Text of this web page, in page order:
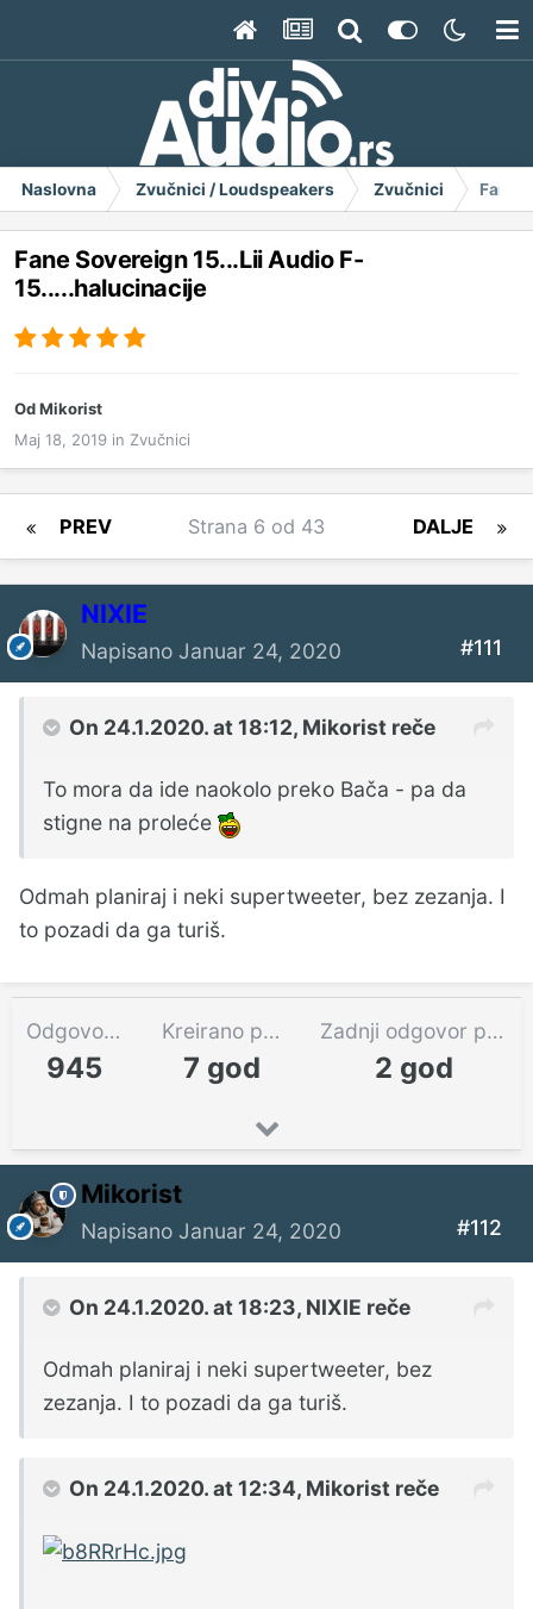
Naslovna Zvučnici / Loudspeakers Zvučnici Fane
Fane Sovereign 15...Lii Audio F-
15.....halucinacije
OdMikorist
Maj 18, 2019 in Zvučnici
PREV DALJE
Strana 6 od 43
NIXIE
Napisano Januar 24, 2020 #111
On 24.1.2020. at 18:12, Mikorist reče
To mora da ide naokolo preko Bača - pa da
stigne na proleće
Odmah planiraj i neki supertweeter, bez zezanja. I
to pozadi da ga turiš.
Odgovora
945
Kreirano pre
7 god
Zadnji odgovor pre
2 god
Mikorist
Napisano Januar 24, 2020 #112
On 24.1.2020. at 18:23, NIXIE reče
Odmah planiraj i neki supertweeter, bez
zezanja. I to pozadi da ga turiš.
On 24.1.2020. at 12:34, Mikorist reče